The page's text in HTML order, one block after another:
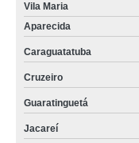
Vila Maria
Aparecida
Caraguatatuba
Cruzeiro
Guaratinguetá
Jacareí